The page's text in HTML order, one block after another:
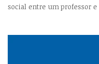
social entre um professor e